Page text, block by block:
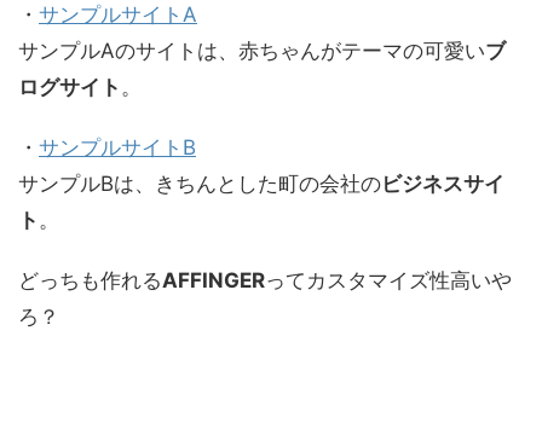
・ サンプルサイトA
サンプルAのサイトは、赤ちゃんがテーマの可愛いブ
ログサイト 。
・ サンプルサイトB
サンプルBは、きちんとした町の会社のビジネスサイ
ト 。
どっちも作れるAFFINGERってカスタマイズ性高いや
ろ？